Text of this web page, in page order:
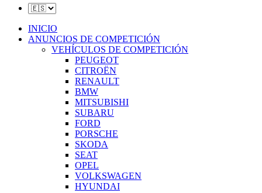
INICIO
ANUNCIOS DE COMPETICIÓN
VEHÍCULOS DE COMPETICIÓN
PEUGEOT
CITROËN
RENAULT
BMW
MITSUBISHI
SUBARU
FORD
PORSCHE
SKODA
SEAT
OPEL
VOLKSWAGEN
HYUNDAI